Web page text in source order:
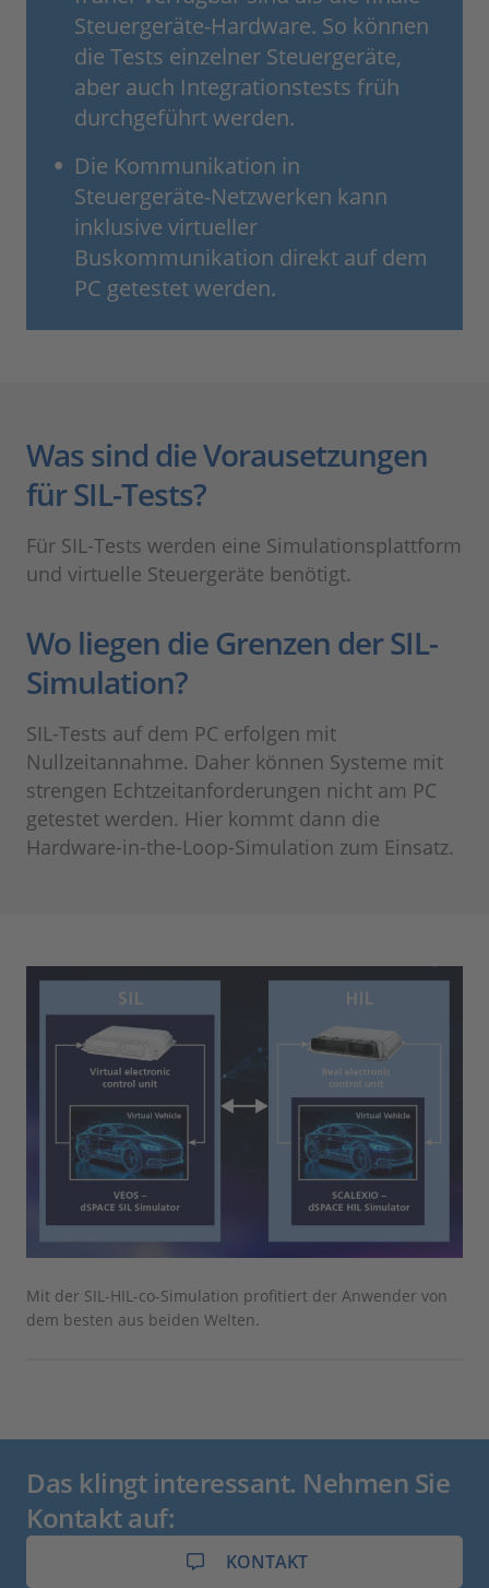
Steuergeräte-Hardware. So können
die Tests einzelner Steuergeräte,
aber auch Integrationstests früh
durchgeführt werden.
Die Kommunikation in
Steuergeräte-Netzwerken kann
inklusive virtueller
Buskommunikation direkt auf dem
PC getestet werden.
Was sind die Vorausetzungen
für SIL-Tests?
Für SIL-Tests werden eine Simulationsplattform
und virtuelle Steuergeräte benötigt.
Wo liegen die Grenzen der SIL-
Simulation?
SIL-Tests auf dem PC erfolgen mit
Nullzeitannahme. Daher können Systeme mit
strengen Echtzeitanforderungen nicht am PC
getestet werden. Hier kommt dann die
Hardware-in-the-Loop-Simulation zum Einsatz.
Mit der SIL-HIL-co-Simulation profitiert der Anwender von
dem besten aus beiden Welten.
Das klingt interessant. Nehmen Sie
Kontakt auf:
KONTAKT